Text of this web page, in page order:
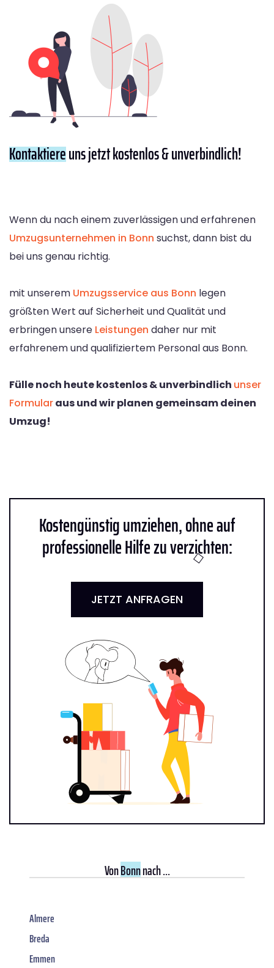
Kontaktiereuns jetzt kostenlos & unverbindlich!
Wenn du nach einem zuverlässigen und erfahrenen
Umzugsunternehmen in Bonn suchst, dann bist du
bei uns genau richtig.
mit unserem Umzugsservice aus Bonn legen
größten Wert auf Sicherheit und Qualität und
erbringen unsere Leistungen daher nur mit
erfahrenem und qualifiziertem Personal aus Bonn.
Fülle noch heute kostenlos & unverbindlich unser
Formularaus und wir planen gemeinsam deinen
Umzug!
Kostengünstig umziehen, ohne auf
professionelle Hilfe zu verzichten:
JETZT ANFRAGEN
VonBonnnach ...
Almere
Breda
Emmen